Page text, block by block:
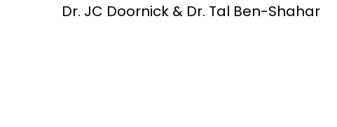
Dr. JC Doornick & Dr. Tal Ben-Shahar